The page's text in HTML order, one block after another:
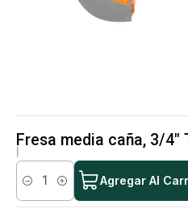
Fresa media caña, 3/4"
Cantidad
Agregar Al